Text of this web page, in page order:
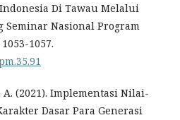
Di Tawau Melalui
Seminar Nasional Program
1057.
A. (2021). Implementasi Nilai-
Dasar Para Generasi